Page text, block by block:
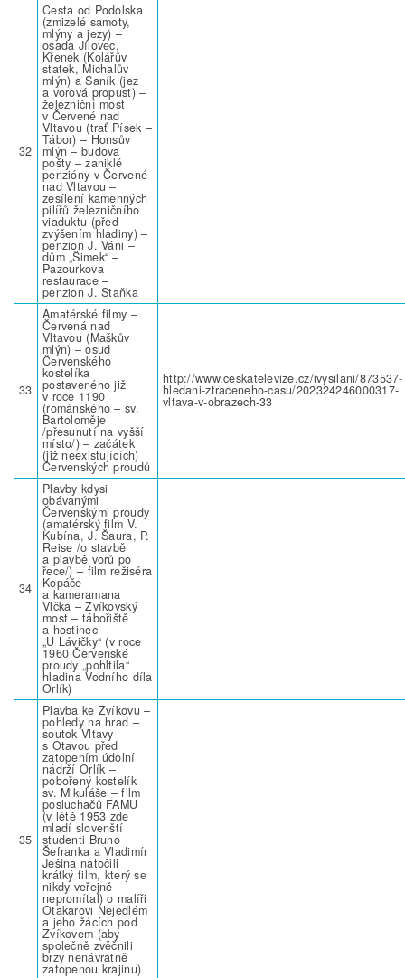
32
Cesta od Podolska
(zmizelé samoty,
mlýny a jezy) –
osada Jílovec,
Křenek (Kolářův
statek, Michalův
mlýn) a Saník (jez
a vorová propust) –
železniční most
v Červené nad
Vltavou (trať Písek –
Tábor) – Honsův
mlýn – budova
pošty – zaniklé
penzióny v Červené
nad Vltavou –
zesílení kamenných
pilířů železničního
viaduktu (před
zvýšením hladiny) –
penzion J. Váni –
dům „Šimek“ –
Pazourkova
restaurace –
penzion J. Staňka
33
Amatérské filmy –
Červená nad
Vltavou (Maškův
mlýn) – osud
Červenského
kostelíka
postaveného již
v roce 1190
(románského – sv.
Bartoloměje
/přesunutí na vyšší
místo/) – začátek
(již neexistujících)
Červenských proudů
http://www.ceskatelevize.cz/ivysilani/873537-
hledani-ztraceneho-casu/202324246000317-
vltava-v-obrazech-33
34
Plavby kdysi
obávanými
Červenskými proudy
(amatérský film V.
Kubína, J. Šaura, P.
Reise /o stavbě
a plavbě vorů po
řece/) – film režiséra
Kopáče
a kameramana
Vlčka – Zvíkovský
most – tábořiště
a hostinec
„U Lávičky“ (v roce
1960 Červenské
proudy „pohltila“
hladina Vodního díla
Orlík)
35
Plavba ke Zvíkovu –
pohledy na hrad –
soutok Vltavy
s Otavou před
zatopením údolní
nádrží Orlík –
pobořený kostelík
sv. Mikuláše – film
posluchačů FAMU
(v létě 1953 zde
mladí slovenští
studenti Bruno
Šefranka a Vladimír
Ješina natočili
krátký film, který se
nikdy veřejně
nepromítal) o malíři
Otakarovi Nejedlém
a jeho žácích pod
Zvíkovem (aby
společně zvěčnili
brzy nenávratně
zatopenou krajinu)